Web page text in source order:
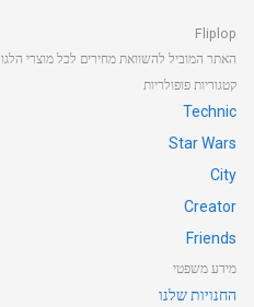
Fliplop
האתר המוביל להשוואת מחירים לכל מוצרי הלגו
קטגוריות פופולריות
Technic
Star Wars
City
Creator
Friends
מידע משפטי
החנויות שלנו